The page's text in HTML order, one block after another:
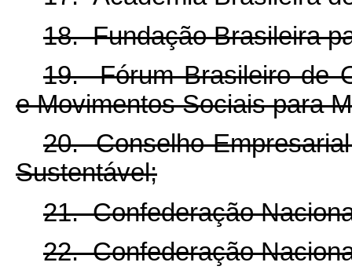
18. Fundação Brasileira
19. Fórum Brasileiro de
e Movimentos Sociais para
20. Conselho
Sustentável;
21. Confederação
22. Confederação